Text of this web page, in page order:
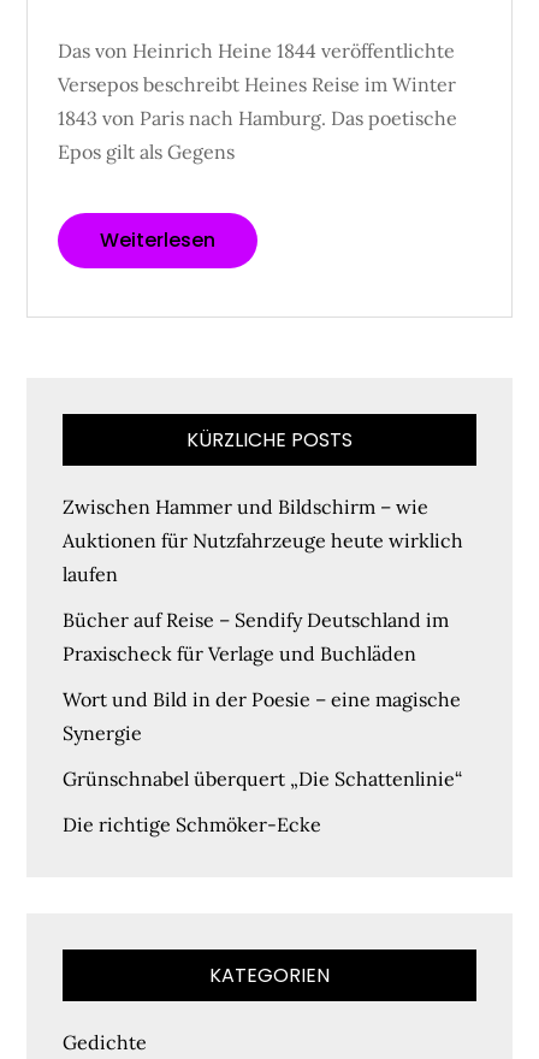
Das von Heinrich Heine 1844 veröffentlichte
Versepos beschreibt Heines Reise im Winter
1843 von Paris nach Hamburg. Das poetische
Epos gilt als Gegens
Weiterlesen
KÜRZLICHE POSTS
Zwischen Hammer und Bildschirm – wie
Auktionen für Nutzfahrzeuge heute wirklich
laufen
Bücher auf Reise – Sendify Deutschland im
Praxischeck für Verlage und Buchläden
Wort und Bild in der Poesie – eine magische
Synergie
Grünschnabel überquert „Die Schattenlinie“
Die richtige Schmöker-Ecke
KATEGORIEN
Gedichte